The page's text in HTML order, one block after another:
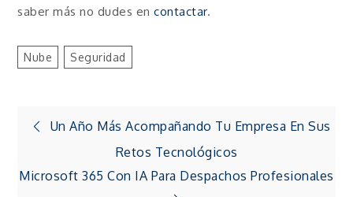
saber más no dudes encontactar.
Nube Seguridad
Navegación
de
Un Año Más Acompañando Tu Empresa En Sus
Retos Tecnológicos
Microsoft 365 Con IA Para Despachos Profesionales